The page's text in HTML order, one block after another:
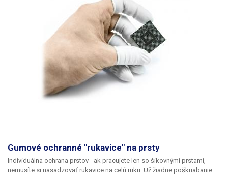
Gumové ochranné "rukavice" na prsty
Individuálna ochrana prstov - ak pracujete len so šikovnými prstami,
nemusíte si nasadzovať rukavice na celú ruku. Už žiadne poškriabanie